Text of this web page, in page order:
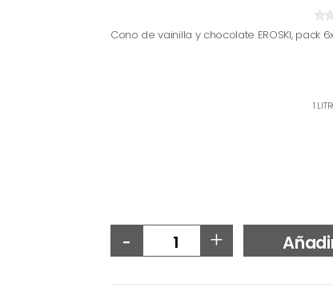
Cono de vainilla y chocolate EROSKI, pack
1
- +